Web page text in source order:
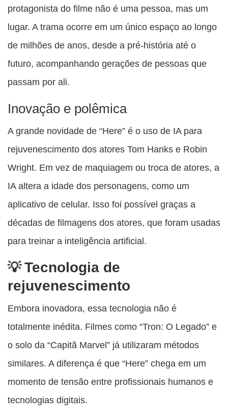
protagonista do filme não é uma pessoa, mas um
lugar. A trama ocorre em um único espaço ao longo
de milhões de anos, desde a pré-história até o
futuro, acompanhando gerações de pessoas que
passam por ali.
Inovação e polêmica
A grande novidade de “Here” é o uso de IA para
rejuvenescimento dos atores Tom Hanks e Robin
Wright. Em vez de maquiagem ou troca de atores, a
IA altera a idade dos personagens, como um
aplicativo de celular. Isso foi possível graças a
décadas de filmagens dos atores, que foram usadas
para treinar a inteligência artificial.
Tecnologia de
rejuvenescimento
Embora inovadora, essa tecnologia não é
totalmente inédita. Filmes como “Tron: O Legado” e
o solo da “Capitã Marvel” já utilizaram métodos
similares. A diferença é que “Here” chega em um
momento de tensão entre profissionais humanos e
tecnologias digitais.